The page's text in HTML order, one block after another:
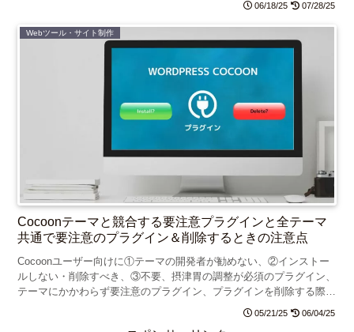
06/18/25 07/28/25
Webツール・サイト制作
Cocoonテーマと競合する要注意プラグインと全テーマ
共通で要注意のプラグイン＆削除するときの注意点
Cocoonユーザー向けに①テーマの開発者が勧めない、②インストー
ルしない・削除すべき、③不要、摂津胃の調整が必須のプラグイン、
テーマにかかわらず要注意のプラグイン、プラグインを削除する際の
05/21/25 06/04/25